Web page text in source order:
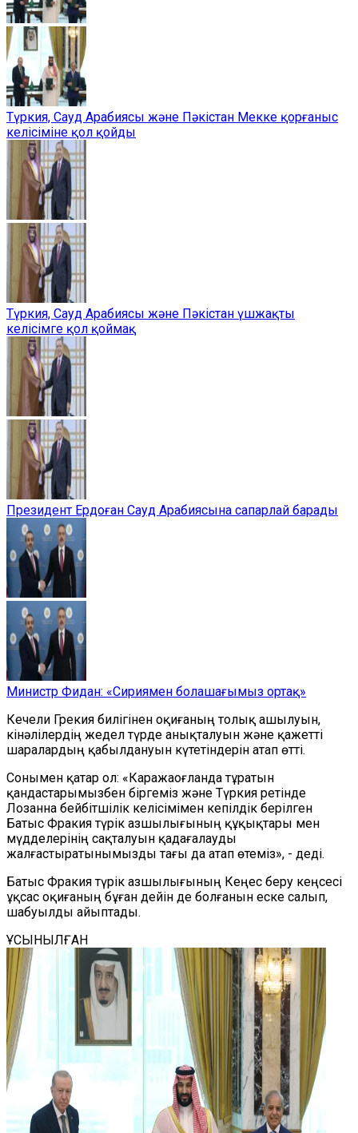
Түркия, Сауд Арабиясы және Пәкістан Мекке қорғаныс
келісіміне қол қойды
Түркия, Сауд Арабиясы және Пәкістан үшжақты
келісімге қол қоймақ
Президент Ердоған Сауд Арабиясына сапарлай барады
Министр Фидан: «Сириямен болашағымыз ортақ»
Кечели Грекия билігінен оқиғаның толық ашылуын,
кінәлілердің жедел түрде анықталуын және қажетті
шаралардың қабылдануын күтетіндерін атап өтті.
Сонымен қатар ол: «Каражаоғланда тұратын
қандастарымызбен біргеміз және Түркия ретінде
Лозанна бейбітшілік келісімімен кепілдік берілген
Батыс Фракия түрік азшылығының құқықтары мен
мүдделерінің сақталуын қадағалауды
жалғастыратынымызды тағы да атап өтеміз», - деді.
Батыс Фракия түрік азшылығының Кеңес беру кеңcесі
ұқсас оқиғаның бұған дейін де болғанын еске салып,
шабуылды айыптады.
ҰСЫНЫЛҒАН